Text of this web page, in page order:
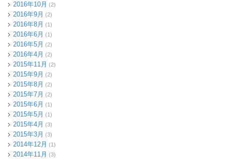
2016年10月 (2)
2016年9月 (2)
2016年8月 (1)
2016年6月 (1)
2016年5月 (2)
2016年4月 (2)
2015年11月 (2)
2015年9月 (2)
2015年8月 (2)
2015年7月 (2)
2015年6月 (1)
2015年5月 (1)
2015年4月 (3)
2015年3月 (3)
2014年12月 (1)
2014年11月 (3)